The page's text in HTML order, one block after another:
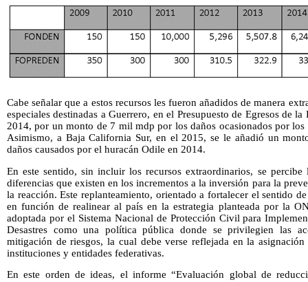
Cabe señalar que a estos recursos les fueron añadidos de manera
especiales destinadas a Guerrero, en el Presupuesto de Egresos de
2014, por un monto de 7 mil mdp por los daños ocasionados por
Asimismo, a Baja California Sur, en el 2015, se le añadió un
daños causados por el huracán Odile en 2014.
En este sentido, sin incluir los recursos extraordinarios, se
diferencias que existen en los incrementos a la inversión para la
la reacción. Este replanteamiento, orientado a fortalecer el sentido
en función de realinear al país en la estrategia planteada por la
adoptada por el Sistema Nacional de Protección Civil para
Desastres como una política pública donde se privilegien las
mitigación de riesgos, la cual debe verse reflejada en la
instituciones y entidades federativas.
En este orden de ideas, el informe “Evaluación global de